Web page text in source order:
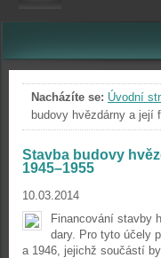
Nacházíte se: Úvodní
budovy hvězdárny a její
Stavba budovy
1945–1955
10.03.2014
Financování stavby
dary. Pro tyto účely
a 1946, jejichž součástí